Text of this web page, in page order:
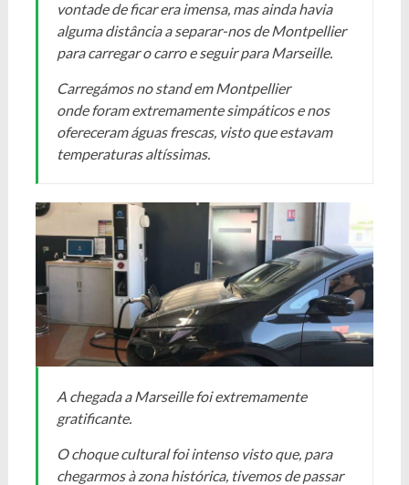
vontade de ficar era imensa, mas ainda havia
alguma distância a separar-nos de Montpellier
para carregar o carro e seguir para Marseille.
Carregámos no stand em Montpellier
onde foram extremamente simpáticos e nos
ofereceram águas frescas, visto que estavam
temperaturas altíssimas.
A chegada a Marseille foi extremamente
gratificante.
O choque cultural foi intenso visto que, para
chegarmos à zona histórica, tivemos de passar